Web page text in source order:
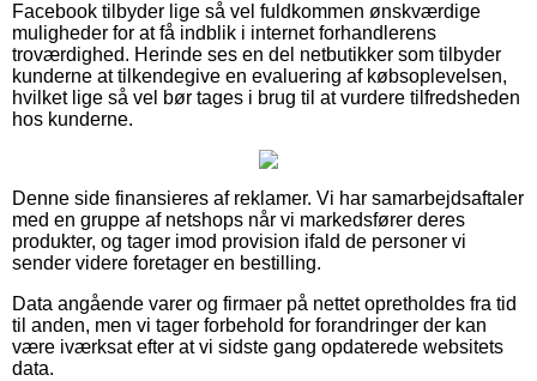
Facebook tilbyder lige så vel fuldkommen ønskværdige
muligheder for at få indblik i internet forhandlerens
troværdighed. Herinde ses en del netbutikker som tilbyder
kunderne at tilkendegive en evaluering af købsoplevelsen,
hvilket lige så vel bør tages i brug til at vurdere tilfredsheden
hos kunderne.
Denne side finansieres af reklamer. Vi har samarbejdsaftaler
med en gruppe af netshops når vi markedsfører deres
produkter, og tager imod provision ifald de personer vi
sender videre foretager en bestilling.
Data angående varer og firmaer på nettet opretholdes fra tid
til anden, men vi tager forbehold for forandringer der kan
være iværksat efter at vi sidste gang opdaterede websitets
data.